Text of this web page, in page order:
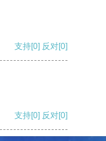
支持[0] 反对[0]
支持[0] 反对[0]